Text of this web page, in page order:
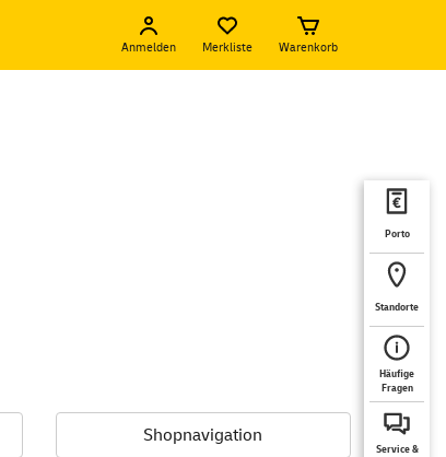
Anmelden Merkliste Warenkorb
Porto
Standorte
Häufige
Fragen
Service &
Shopnavigation